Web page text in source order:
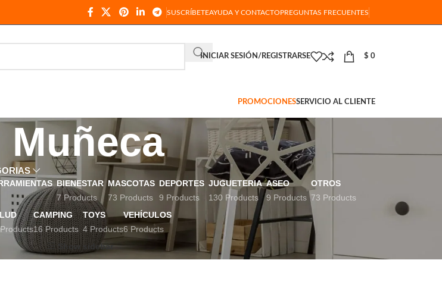
SUSCRÍBETEAYUDA Y CONTACTOPREGUNTAS FRECUENTES
INICIAR SESIÓN/REGISTRARSE $ 0
PROMOCIONESSERVICIO AL CLIENTE
BIENESTAR
7 Products
MASCOTAS
73 Products
DEPORTES
9 Products
JUGUETERIA
130 Products
ASEO
9 Products
OTROS
73 Products
CAMPING
16 Products
TOYS
4 Products
VEHÍCULOS
6 Products
Show sidebarShow 12 18 24